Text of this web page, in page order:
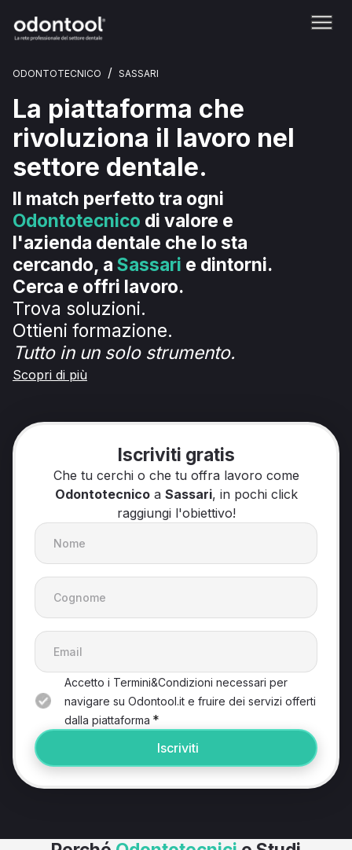
ODONTOTECNICO / SASSARI
La piattaforma che
rivoluziona il lavoro nel
settore dentale.
Il match perfetto tra ogni
Odontotecnico di valore e
l'azienda dentale che lo sta
cercando, a Sassari e dintorni.
Cerca e offri lavoro.
Trova soluzioni.
Ottieni formazione.
Tutto in un solo strumento.
Scopri di più
Iscriviti gratis
Che tu cerchi o che tu offra lavoro come
Odontotecnicoa Sassari, in pochi click
raggiungi l'obiettivo!
Accetto i Termini&Condizioni necessari per
navigare su Odontool.it e fruire dei servizi offerti
dalla piattaforma *
Iscriviti